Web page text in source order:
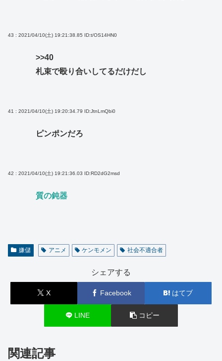
43 : 2021/04/10(土) 19:21:38.85 ID:t/OS14HN0
>>40
札束で殴り合いしてるだけだし
41 : 2021/04/10(土) 19:20:34.79 ID:JtnLmQbi0
ピンポンだろ
42 : 2021/04/10(土) 19:21:36.03 ID:RD2dG2msd
質の鈍器
嫌儲 アニメ ケンモメン 社会不適合者
シェアする
X Facebook はてブ
LINE コピー
関連記事